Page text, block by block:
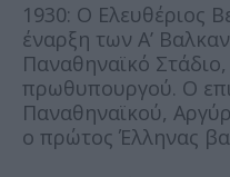
1930: Ο Ελευθέριος
έναρξη των Α’
Παναθηναϊκό
πρωθυπουργού. Ο
Παναθηναϊκού,
ο πρώτος Έλληνας